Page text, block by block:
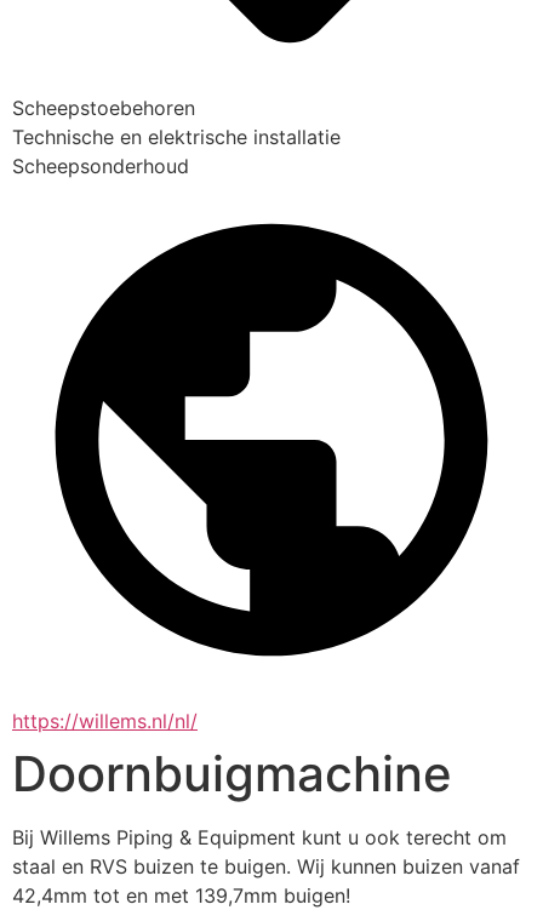
Scheepstoebehoren
Technische en elektrische installatie
Scheepsonderhoud
https://willems.nl/nl/
Doornbuigmachine
Bij Willems Piping & Equipment kunt u ook terecht om
staal en RVS buizen te buigen. Wij kunnen buizen vanaf
42,4mm tot en met 139,7mm buigen!